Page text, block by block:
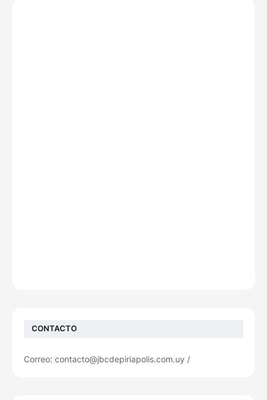
CONTACTO
Correo: contacto@jbcdepiriapolis.com.uy /